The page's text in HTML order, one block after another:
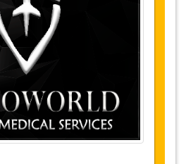
de réservations peuvent
si l’avis est donné à temps.
veuillez nous
annulations faites au
à l’avance, il n‘y aura
même si la réservation a été
ne peut être faite
en envoyant un courrier